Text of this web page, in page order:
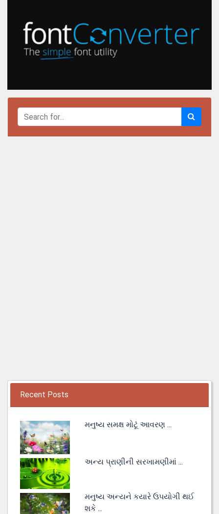
Recent Posts
મનુષ્ય સમક્ષ મોટૂં આવરણ ...
અન્ય પ્રાણીની સરખામણીમાં ...
મનુષ્ય અન્યને કયારે ઉપયોગી થઈ
શકે ...